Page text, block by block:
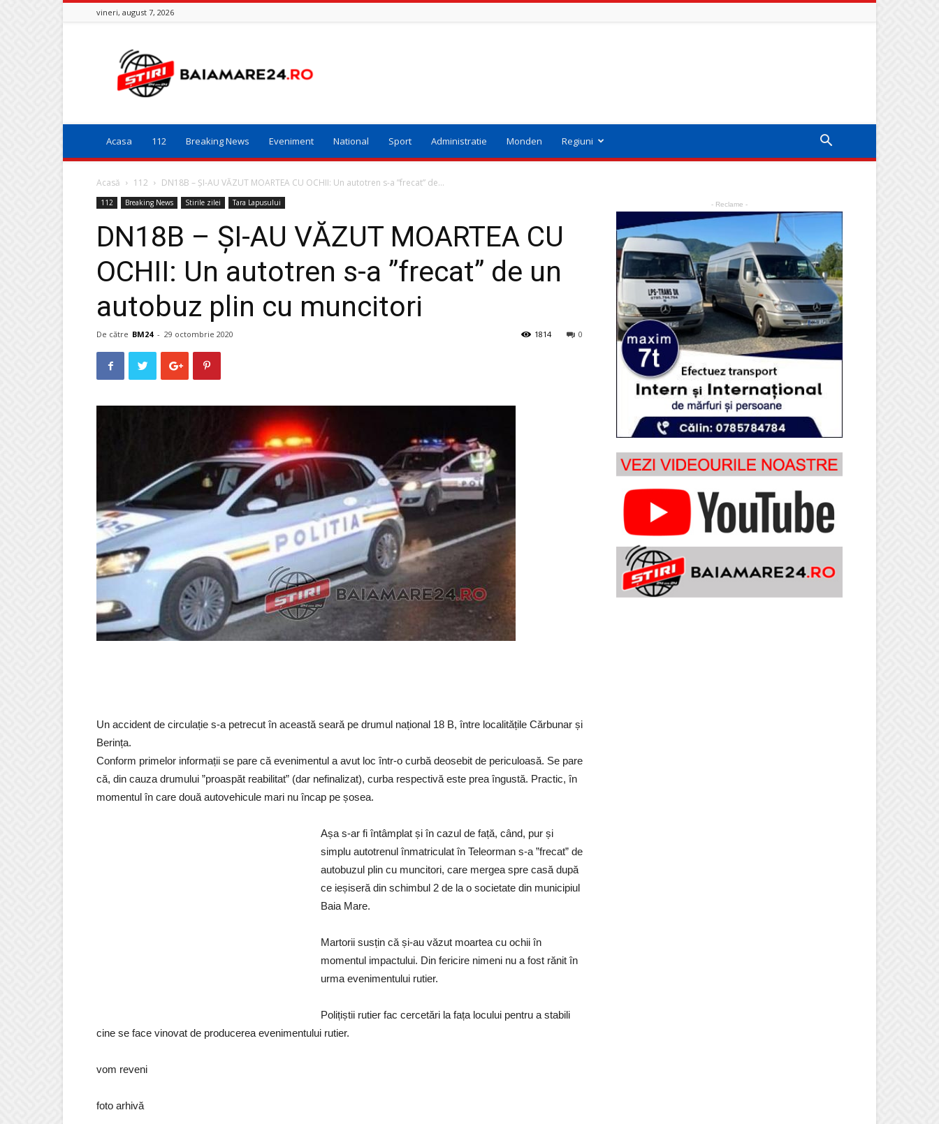
vineri, august 7, 2026
Baia
Mare
24
Acasa 112 Breaking News Eveniment National Sport Administratie Monden Regiuni
Acasă 112 DN18B – ȘI-AU VĂZUT MOARTEA CU OCHII: Un autotren s-a ”frecat” de...
112 Breaking News Stirile zilei Tara Lapusului
DN18B – ȘI-AU VĂZUT MOARTEA CU
OCHII: Un autotren s-a ”frecat” de un
autobuz plin cu muncitori
De către BM24 - 29 octombrie 2020 0
1814
Un accident de circulație s-a petrecut în această seară pe drumul național 18 B, între localitățile Cărbunar și
Berința.
Conform primelor informații se pare că evenimentul a avut loc într-o curbă deosebit de periculoasă. Se pare
că, din cauza drumului ”proaspăt reabilitat” (dar nefinalizat), curba respectivă este prea îngustă. Practic, în
momentul în care două autovehicule mari nu încap pe șosea.
Așa s-ar fi întâmplat și în cazul de față, când, pur și
simplu autotrenul înmatriculat în Teleorman s-a ”frecat” de
autobuzul plin cu muncitori, care mergea spre casă după
ce ieșiseră din schimbul 2 de la o societate din municipiul
Baia Mare.
Martorii susțin că și-au văzut moartea cu ochii în
momentul impactului. Din fericire nimeni nu a fost rănit în
urma evenimentului rutier.
Polițiștii rutier fac cercetări la fața locului pentru a stabili
cine se face vinovat de producerea evenimentului rutier.
vom reveni
foto arhivă
- Reclame -